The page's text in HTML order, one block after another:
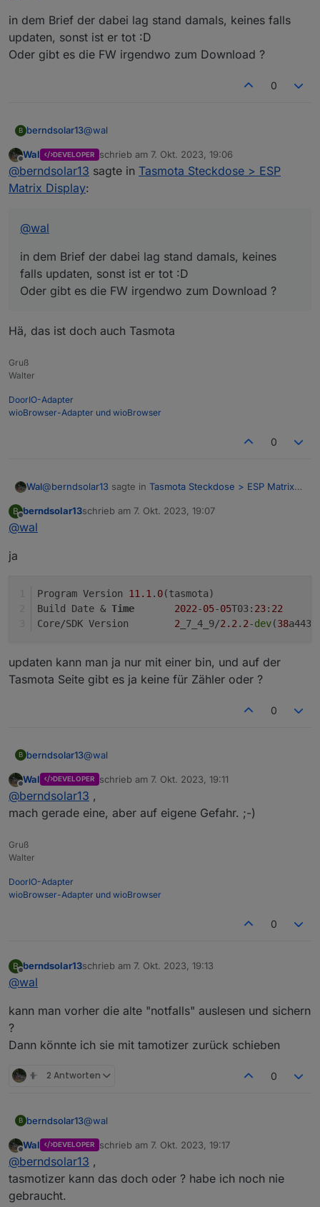
in dem Brief der dabei lag stand damals, keines falls
updaten, sonst ist er tot :D
Oder gibt es die FW irgendwo zum Download ?
0
B berndsolar13@wal
in dem Brief der dabei lag stand damals, keines
falls updaten, sonst ist er tot :D
Oder gibt es die FW irgendwo zum Download ?
Offline
Wal DEVELOPER schrieb am 7. Okt. 2023, 19:06
zuletzt editiert von
@berndsolar13 sagte in Tasmota Steckdose > ESP
Matrix Display:
@wal
in dem Brief der dabei lag stand damals, keines
falls updaten, sonst ist er tot :D
Oder gibt es die FW irgendwo zum Download ?
Hä, das ist doch auch Tasmota
Gruß
Walter
DoorIO-Adapter
wioBrowser-Adapter und wioBrowser
0
Wal@berndsolar13 sagte in Tasmota Steckdose > ESP Matrix
B
Offline
berndsolar13schrieb am 7. Okt. 2023, 19:07
zuletzt editiert von
@wal
ja
11.1 . 0(tasmota)
Build Date & Time 2022-05-05T03: 23: 22
2 _7_4_9/2.2 . 2-dev(38
updaten kann man ja nur mit einer bin, und auf der
Tasmota Seite gibt es ja keine für Zähler oder ?
0
B berndsolar13@wal
ja
Program Version	11.1.0(tasmota)
Build Date & Time	2022-05-
Offline
Wal DEVELOPER schrieb am 7. Okt. 2023, 19:11
zuletzt editiert von
@berndsolar13 ,
mach gerade eine, aber auf eigene Gefahr. ;-)
Gruß
Walter
DoorIO-Adapter
wioBrowser-Adapter und wioBrowser
0
B
Offline
berndsolar13schrieb am 7. Okt. 2023, 19:13
zuletzt editiert von
@wal
kann man vorher die alte "notfalls" auslesen und sichern
?
Dann könnte ich sie mit tamotizer zurück schieben
2 Antworten 0
B berndsolar13@wal
kann man vorher die alte "notfalls" auslesen und
sichern ?
Dann könnte ich sie mit tamotizer zurück
Offline
Wal DEVELOPER schrieb am 7. Okt. 2023, 19:17
zuletzt editiert von
@berndsolar13 ,
tasmotizer kann das doch oder ? habe ich noch nie
gebraucht.